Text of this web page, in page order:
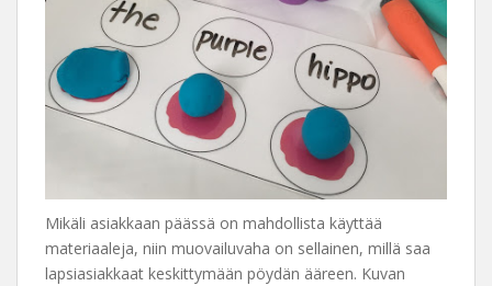
Mikäli asiakkaan päässä on mahdollista käyttää
materiaaleja, niin muovailuvaha on sellainen, millä saa
lapsiasiakkaat keskittymään pöydän ääreen. Kuvan